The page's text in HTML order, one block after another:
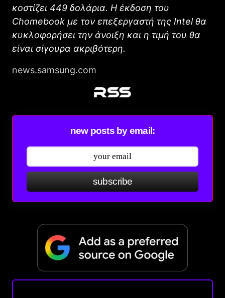
κοστίζει 449 δολάρια. Η έκδοση του
Chomebook με τον επεξεργαστή της Intel θα
κυκλοφορήσει την άνοιξη και η τιμή του θα
είναι σίγουρα ακριβότερη.
news.samsung.com
new posts by email:
subscribe